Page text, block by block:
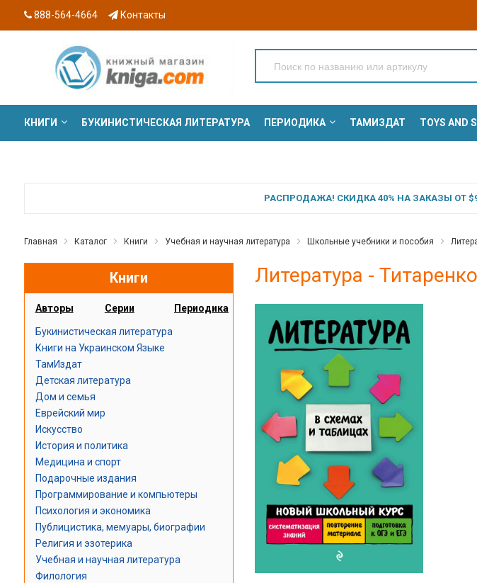
888-564-4664 Контакты
КНИГИ БУКИНИСТИЧЕСКАЯ ЛИТЕРАТУРА ПЕРИОДИКА ТАМИЗДАТ TOYS AND
РАСПРОДАЖА! СКИДКА 40% НА ЗАКАЗЫ ОТ
Главная Каталог Книги Учебная и научная литература Школьные учебники и пособия
Книги
Авторы Серии Периодика
Букинистическая литература
Книги на Украинском Языке
ТамИздат
Детская литература
Дом и семья
Еврейский мир
Искусство
История и политика
Медицина и спорт
Подарочные издания
Программирование и компьютеры
Психология и экономика
Публицистика, мемуары, биографии
Религия и эзотерика
Учебная и научная литература
Филология
Литература -